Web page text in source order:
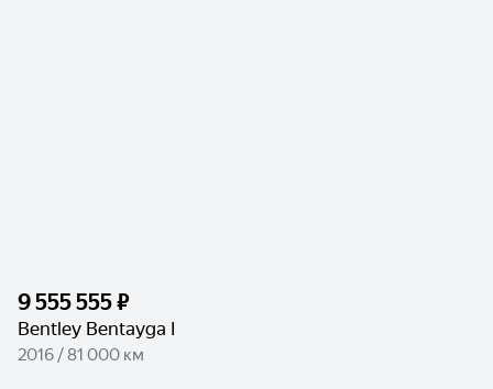
9 555 555 ₽
Bentley Bentayga I
2016 / 81 000 км